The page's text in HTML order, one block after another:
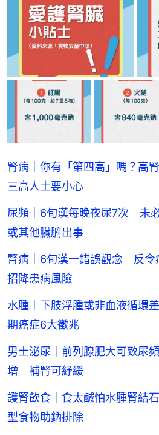
腎病｜你有「第四高」嗎？高
三高人士要小心
尿頻｜6旬漢每晚夜尿7次 未
或其他臟腑出事
腎病｜6旬漢一錯誤觀念 反
招降患病風險
水腫｜下肢浮腫或非血液循環
期癌症6大徵兆
男士泌尿｜前列腺肥大可致尿
增 補腎可紓緩
護腎飲食｜食太鹹怕水腫腎結
型食物助鈉排除